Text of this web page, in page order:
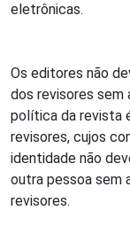
eletrônicas.
Os editores não
dos revisores sem
política da revista
revisores, cujos
identidade não
outra pessoa sem
revisores.